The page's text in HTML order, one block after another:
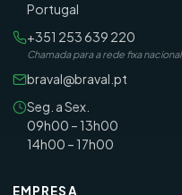
Portugal
+351 253 639 220
Chamada para a rede fixa nacional
braval@braval.pt
Seg. a Sex.
09h00 – 13h00
14h00 – 17h00
EMPRESA